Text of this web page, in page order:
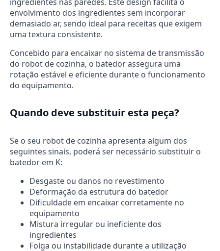
envolvimento dos ingredientes sem incorporar
demasiado ar, sendo ideal para receitas que exigem
uma textura consistente.
Concebido para encaixar no sistema de transmissão
do robot de cozinha, o batedor assegura uma
rotação estável e eficiente durante o funcionamento
do equipamento.
Quando deve substituir esta peça?
Se o seu robot de cozinha apresenta algum dos
seguintes sinais, poderá ser necessário substituir o
batedor em K:
Desgaste ou danos no revestimento
Deformação da estrutura do batedor
Dificuldade em encaixar corretamente no
equipamento
Mistura irregular ou ineficiente dos
ingredientes
Folga ou instabilidade durante a utilização